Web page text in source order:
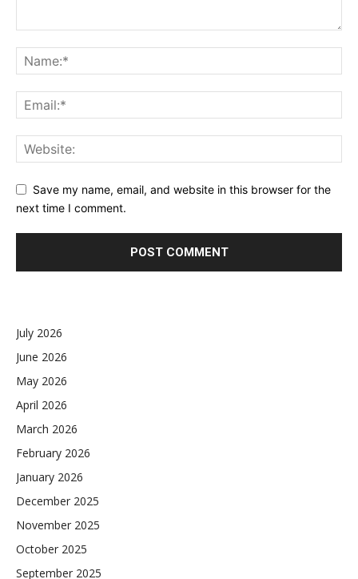
Save my name, email, and website in this browser for the
next time I comment.
July 2026
June 2026
May 2026
April 2026
March 2026
February 2026
January 2026
December 2025
November 2025
October 2025
September 2025